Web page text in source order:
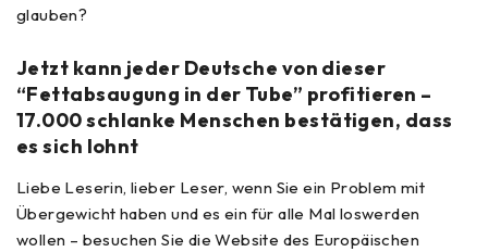
glauben?
Jetzt kann jeder Deutsche von dieser
“Fettabsaugung in der Tube” profitieren –
17.000 schlanke Menschen bestätigen, dass
es sich lohnt
Liebe Leserin, lieber Leser, wenn Sie ein Problem mit
Übergewicht haben und es ein für alle Mal loswerden
wollen – besuchen Sie die Website des Europäischen